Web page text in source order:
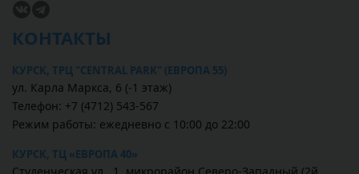
КОНТАКТЫ
КУРСК, ТРЦ "CENTRAL PARK" (ЕВРОПА 55)
ул. Карла Маркса, 6 (-1 этаж)
Телефон: +7 (4712) 543-567
Режим работы: ежедневно с 10:00 до 22:00
КУРСК, ТЦ «ЕВРОПА 40»